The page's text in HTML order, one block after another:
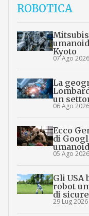
ROBOTICA
Kyoto
07 Ago 2026
La
un
06 Ago 2026
Ecco
di
05 Ago 2026
Gli USA
robot
di
29 Lug 2026